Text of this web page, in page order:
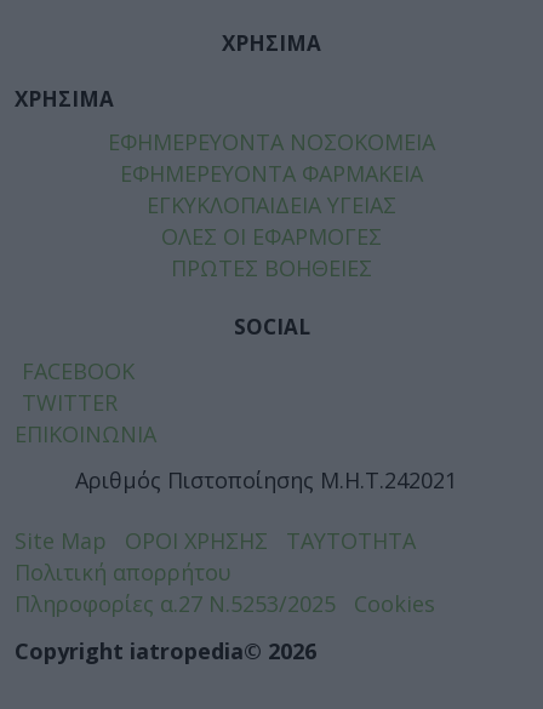
ΧΡΗΣΙΜΑ
ΧΡΗΣΙΜΑ
ΕΦΗΜΕΡΕΥΟΝΤΑ ΝΟΣΟΚΟΜΕΙΑ
ΕΦΗΜΕΡΕΥΟΝΤΑ ΦΑΡΜΑΚΕΙΑ
ΕΓΚΥΚΛΟΠΑΙΔΕΙΑ ΥΓΕΙΑΣ
ΟΛΕΣ ΟΙ ΕΦΑΡΜΟΓΕΣ
ΠΡΩΤΕΣ ΒΟΗΘΕΙΕΣ
SOCIAL
FACEBOOK
TWITTER
ΕΠΙΚΟΙΝΩΝΙΑ
Αριθμός Πιστοποίησης Μ.Η.Τ.242021
Site Map ΟΡΟΙ ΧΡΗΣΗΣ
ΤΑΥΤΟΤΗΤΑ
Πολιτική απορρήτου
Πληροφορίες α.27 Ν.5253/2025
Cookies
Copyright iatropedia© 2026